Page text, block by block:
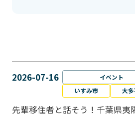
2026-07-16 イベント
いすみ市
大
先輩移住者と話そう！千葉県夷